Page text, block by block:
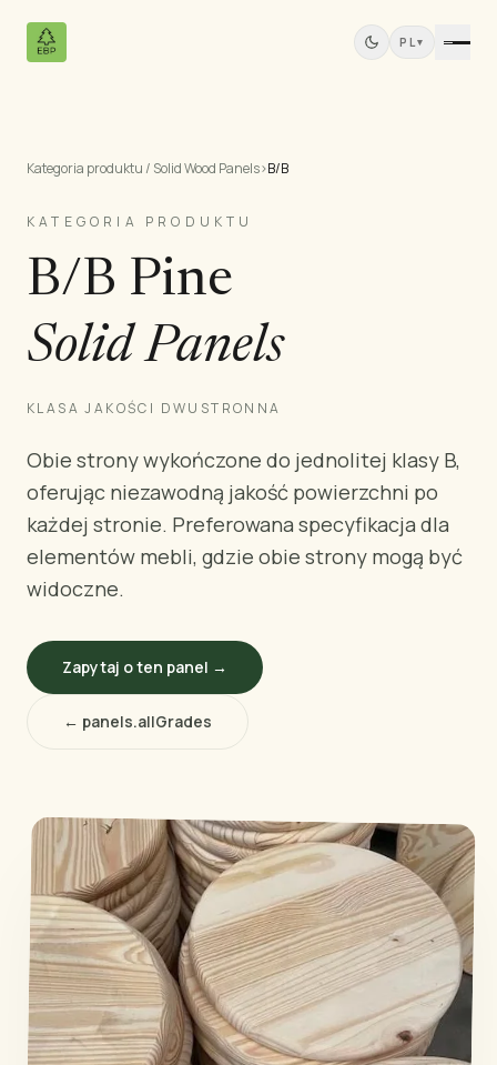
PL▾
Produkty
Wszystkie produkty
Panele z drewna litego
Tarcica
Drzwi
Panele Tekowe
WEDŁUG REGIONU
Stany Zjednoczone
Unia Europejska
🇨🇦Kanada
🇦🇪Bliski Wschód
🇦🇺Australia
🇵🇱Polska
Narzędzia
Kalkulator Ładunku Sklejki
Porównaj gatunki
Kategoria produktu / Solid Wood Panels›B/B
KATEGORIA PRODUKTU
B/B Pine
Solid Panels
KLASA JAKOŚCI DWUSTRONNA
Obie strony wykończone do jednolitej klasy B,
oferując niezawodną jakość powierzchni po
każdej stronie. Preferowana specyfikacja dla
elementów mebli, gdzie obie strony mogą być
widoczne.
Zapytaj o ten panel →
← panels.allGrades